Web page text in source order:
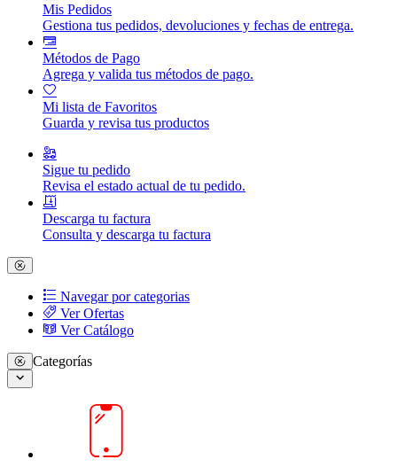
Mis Pedidos
Gestiona tus pedidos, devoluciones y fechas de entrega.
Métodos de Pago
Agrega y valida tus métodos de pago.
Mi lista de Favoritos
Guarda y revisa tus productos
Sigue tu pedido
Revisa el estado actual de tu pedido.
Descarga tu factura
Consulta y descarga tu factura
Navegar por categorias
Ver Ofertas
Ver Catálogo
Categorías